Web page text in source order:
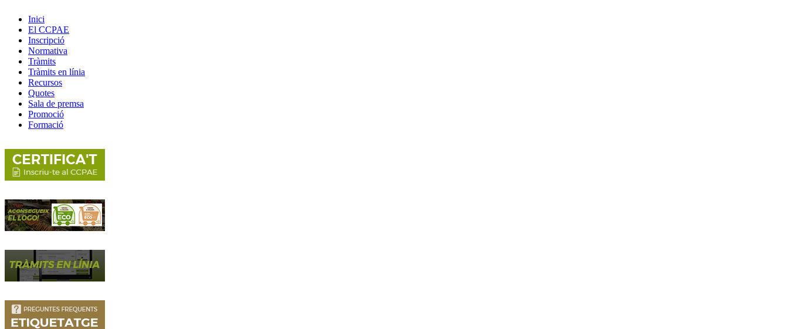
Inici
El CCPAE
Inscripció
Normativa
Tràmits
Tràmits en línia
Recursos
Quotes
Sala de premsa
Promoció
Formació